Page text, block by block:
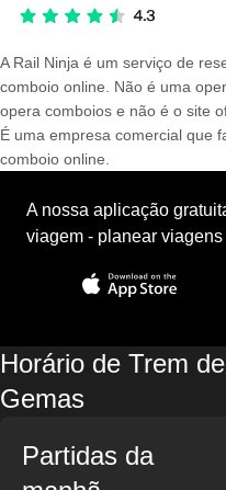
A Rail Ninja é um serviço de
comboio online. Não é uma
opera comboios e não é o site
É uma empresa comercial que
comboio online.
A nossa aplicação
viagem - planear
Horário de Trem
Gemas
Partidas da